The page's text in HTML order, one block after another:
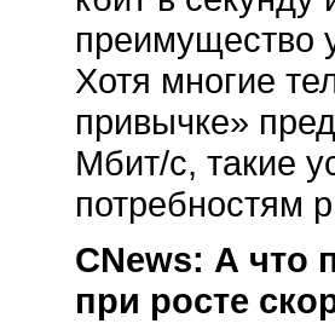
преимущество
Хотя многие
привычке»
Мбит/c, такие
потребностям
CNews: А что
при росте